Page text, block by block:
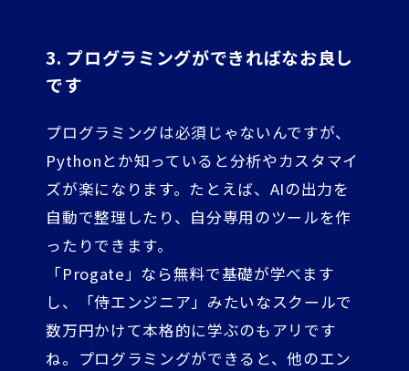
3. プログラミングができればなお良し
です
プログラミングは必須じゃないんですが、
Pythonとか知っていると分析やカスタマイ
ズが楽になります。たとえば、AIの出力を
自動で整理したり、自分専用のツールを作
ったりできます。
「Progate」なら無料で基礎が学べます
し、「侍エンジニア」みたいなスクールで
数万円かけて本格的に学ぶのもアリです
ね。プログラミングができると、他のエン